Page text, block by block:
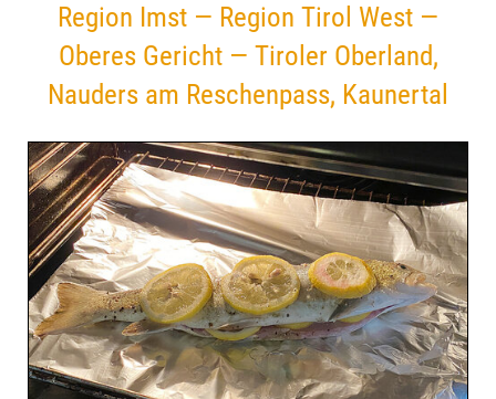
Region Imst — Region Tirol West —
Oberes Gericht — Tiroler Oberland,
Nauders am Reschenpass, Kaunertal